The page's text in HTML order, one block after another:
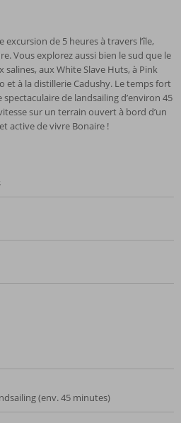
de 5 heures à travers l’île,
Vous explorez aussi bien le sud que le
salines, aux White Slave Huts, à Pink
et à la distillerie Cadushy. Le temps fort
spectaculaire de landsailing d’environ 45
sur un terrain ouvert à bord d’un
active de vivre Bonaire !
(env. 45 minutes)